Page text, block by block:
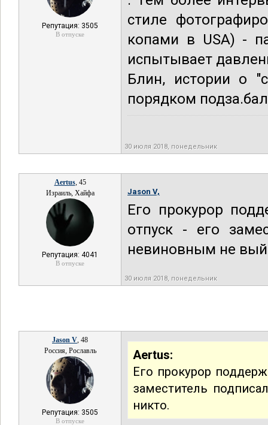
Репутация: 3505
В отпуске
стиле
копами в USA) -
испытывает
Блин, истории о
порядком
30 июля 2018, понедельник
Aertus, 45
Израиль, Хайфа
Репутация: 4041
В отпуске
Jason V,
Его прокурор
отпуск - его
невиновным не
30 июля 2018, понедельник
Jason V, 48
Россия, Рославль
Репутация: 3505
В отпуске
Aertus:
Его прокурор
заместитель
никто.